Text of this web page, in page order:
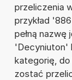
przeliczenia
przykład
pełną nazwę
'Decyniuton'
kategorię, do
zostać